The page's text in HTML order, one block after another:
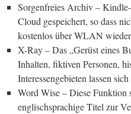
Sorgenfreies Archiv –
Cloud gespeichert, so dass
kostenlos über WLAN
X-Ray – Das „Gerüst eines
Inhalten, fiktiven Personen,
Interessengebieten lassen
Word Wise – Diese Funktion
englischsprachige Titel zur